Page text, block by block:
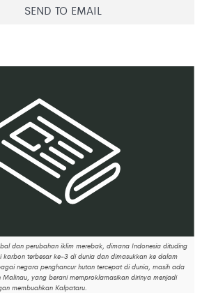
SEND TO EMAIL
dan perubahan iklim merebak, dimana Indonesia dituding
karbon terbesar ke-3 di dunia dan dimasukkan ke dalam
negara penghancur hutan tercepat di dunia, masih ada
yang berani memproklamasikan dirinya menjadi
membuahkan Kalpataru.